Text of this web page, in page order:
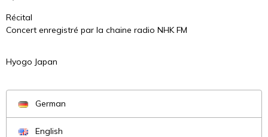
Récital
Concert enregistré par la chaine radio NHK FM
Hyogo Japan
German
English